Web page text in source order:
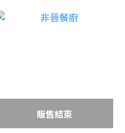
販售結束